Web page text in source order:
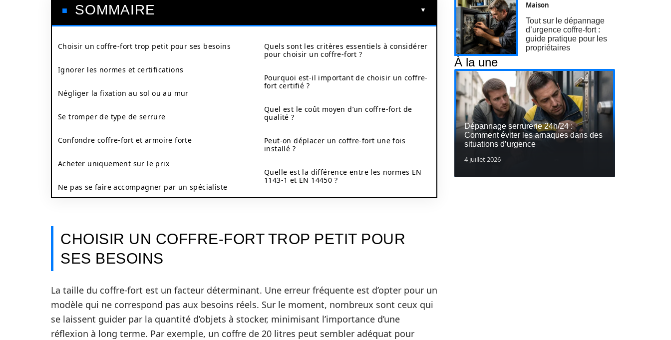
SOMMAIRE
Choisir un coffre-fort trop petit pour ses besoins
Ignorer les normes et certifications
Négliger la fixation au sol ou au mur
Se tromper de type de serrure
Confondre coffre-fort et armoire forte
Acheter uniquement sur le prix
Ne pas se faire accompagner par un spécialiste
Quels sont les critères essentiels à considérer
pour choisir un coffre-fort ?
Pourquoi est-il important de choisir un coffre-
fort certifié ?
Quel est le coût moyen d’un coffre-fort de
qualité ?
Peut-on déplacer un coffre-fort une fois
installé ?
Quelle est la différence entre les normes EN
1143-1 et EN 14450 ?
CHOISIR UN COFFRE-FORT TROP PETIT POUR
SES BESOINS
La taille du coffre-fort est un facteur déterminant. Une erreur fréquente est d’opter pour un
modèle qui ne correspond pas aux besoins réels. Sur le moment, nombreux sont ceux qui
se laissent guider par la quantité d’objets à stocker, minimisant l’importance d’une
réflexion à long terme. Par exemple, un coffre de 20 litres peut sembler adéquat pour
Maison
Tout sur le dépannage
d’urgence coffre-fort :
guide pratique pour les
propriétaires
À la une
Dépannage serrurerie 24h/24 :
Comment éviter les arnaques dans des
situations d’urgence
4 juillet 2026